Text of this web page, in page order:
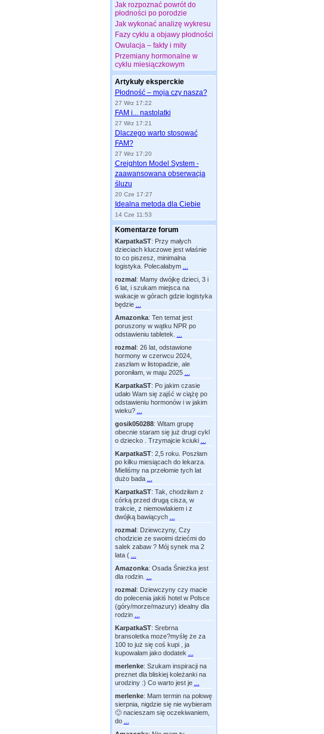
Jak rozpoznać powrót do
płodności po porodzie
Jak wykonać analizę wykresu
Fazy cyklu a objawy płodności
Owulacja – fakty i mity
Przemiany hormonalne w
cyklu miesiączkowym
Artykuły eksperckie
Płodność – moja czy nasza?
27 Wrz 17:22
FAM i... nastolatki
27 Wrz 17:21
Dlaczego warto stosować
FAM?
27 Wrz 17:20
Creighton Model System -
zaawansowana obserwacja
śluzu
20 Cze 17:27
Idealna metoda dla Ciebie
14 Cze 11:53
Komentarze forum
KarpatkaST: Przy małych
dzieciach kluczowe jest właśnie
to co piszesz, minimalna
logistyka. Polecałabym
rozmal: Mamy dwójkę dzieci, 3 i
6 lat, i szukam miejsca na
wakacje w górach gdzie logistyka
będzie
Amazonka: Ten temat jest
poruszony w wątku NPR po
odstawieniu tabletek.
rozmal: 26 lat, odstawione
hormony w czerwcu 2024,
zaszłam w listopadzie, ale
poroniłam, w maju 2025
KarpatkaST: Po jakim czasie
udało Wam się zajść w ciążę po
odstawieniu hormonów i w jakim
wieku?
gosik050288: Witam grupę
obecnie staram się już drugi cykl
o dziecko . Trzymajcie kciuki
KarpatkaST: 2,5 roku. Poszłam
po kilku miesiącach do lekarza.
Mieliśmy na przełomie tych lat
dużo bada
KarpatkaST: Tak, chodziłam z
córką przed drugą cisza, w
trakcie, z niemowlakiem i z
dwójką bawiących
rozmal: Dziewczyny, Czy
chodzicie ze swoimi dziećmi do
salek zabaw ? Mój synek ma 2
lata (
Amazonka: Osada Śnieżka jest
dla rodzin.
rozmal: Dziewczyny czy macie
do polecenia jakiś hotel w Polsce
(góry/morze/mazury) idealny dla
rodzin
KarpatkaST: Srebrna
bransoletka moze?myślę że za
100 to już się coś kupi , ja
kupowałam jako dodatek
merlenke: Szukam inspiracji na
preznet dla bliskiej koleżanki na
urodziny :) Co warto jest je
merlenke: Mam termin na połowę
sierpnia, nigdzie się nie wybieram
🙂 nacieszam się oczekiwaniem,
do